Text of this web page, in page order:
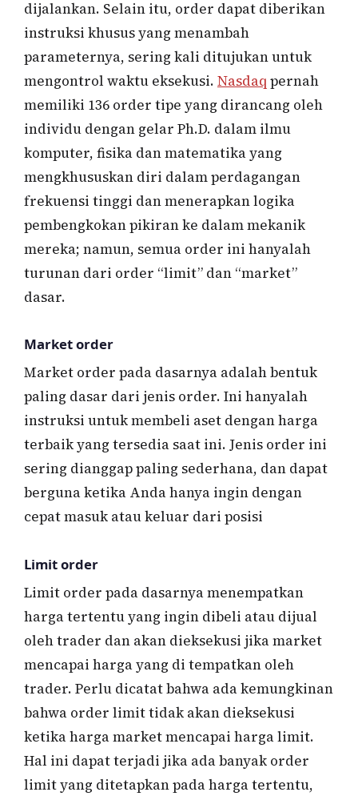
dijalankan. Selain itu, order dapat diberikan
instruksi khusus yang menambah
parameternya, sering kali ditujukan untuk
mengontrol waktu eksekusi. Nasdaq pernah
memiliki 136 order tipe yang dirancang oleh
individu dengan gelar Ph.D. dalam ilmu
komputer, fisika dan matematika yang
mengkhususkan diri dalam perdagangan
frekuensi tinggi dan menerapkan logika
pembengkokan pikiran ke dalam mekanik
mereka; namun, semua order ini hanyalah
turunan dari order “limit” dan “market”
dasar.
Market order
Market order pada dasarnya adalah bentuk
paling dasar dari jenis order. Ini hanyalah
instruksi untuk membeli aset dengan harga
terbaik yang tersedia saat ini. Jenis order ini
sering dianggap paling sederhana, dan dapat
berguna ketika Anda hanya ingin dengan
cepat masuk atau keluar dari posisi
Limit order
Limit order pada dasarnya menempatkan
harga tertentu yang ingin dibeli atau dijual
oleh trader dan akan dieksekusi jika market
mencapai harga yang di tempatkan oleh
trader. Perlu dicatat bahwa ada kemungkinan
bahwa order limit tidak akan dieksekusi
ketika harga market mencapai harga limit.
Hal ini dapat terjadi jika ada banyak order
limit yang ditetapkan pada harga tertentu,